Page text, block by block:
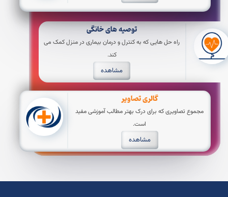
توصیه های خانگی
راه حل هایی که به کنترل و درمان بیماری در منزل کمک می
کند.
مشاهده
گالری تصاویر
مجموع تصاویری که برای درک بهتر مطالب آموزشی مفید
است.
مشاهده